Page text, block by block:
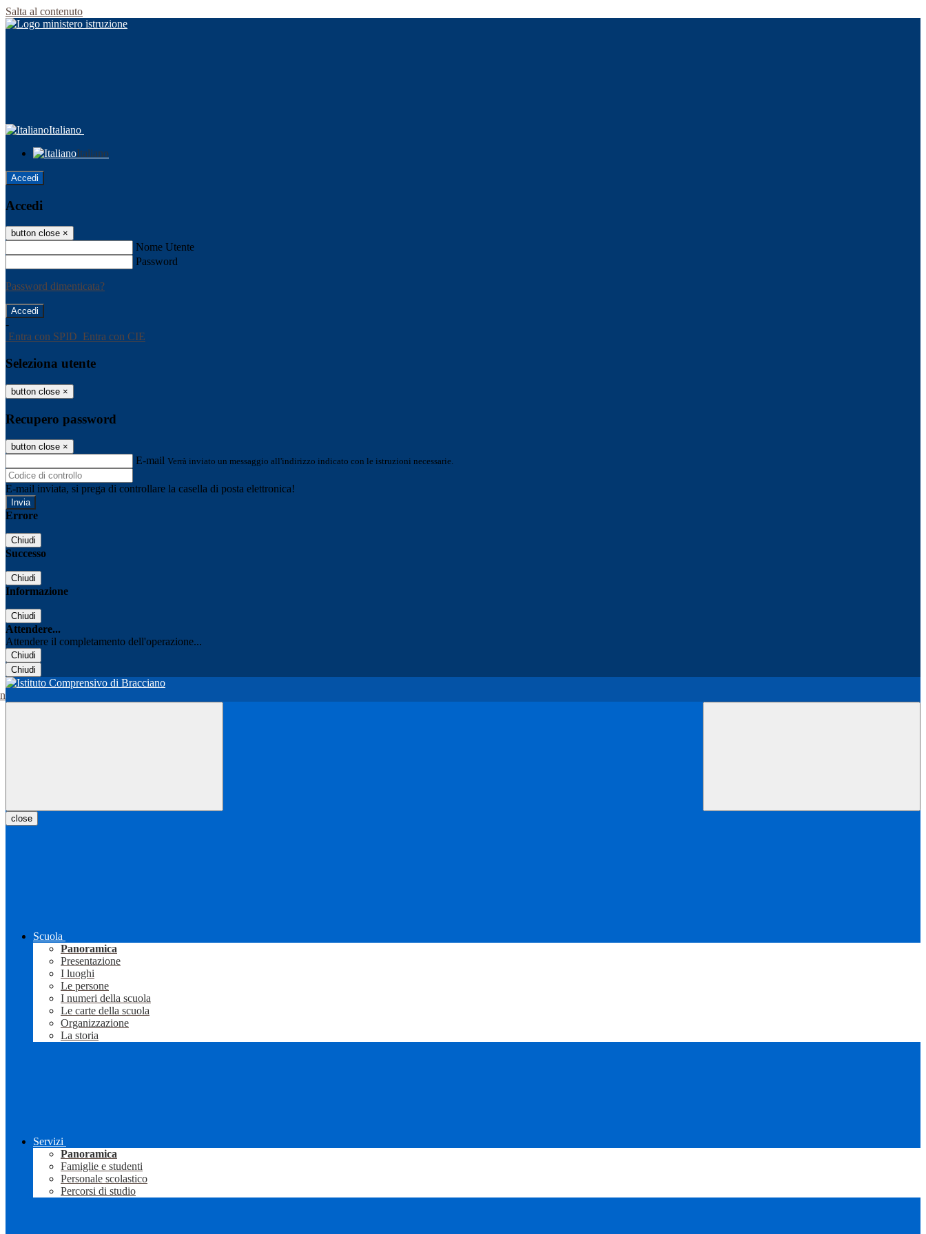
Salta al contenuto
Italiano
Italiano
Accedi
Accedi
button close ×
Nome Utente
Password
Password dimenticata?
-
Entra con SPID Entra con CIE
Seleziona utente
button close ×
Recupero password
button close ×
E-mail Verrà inviato un messaggio all'indirizzo indicato con le istruzioni necessarie.
E-mail inviata, si prega di controllare la casella di posta elettronica!
Errore
Chiudi
Successo
Chiudi
Informazione
Chiudi
Attendere...
Attendere il completamento dell'operazione...
Chiudi
Chiudi
close
Scuola
Panoramica
Presentazione
I luoghi
Le persone
I numeri della scuola
Le carte della scuola
Organizzazione
La storia
Servizi
Panoramica
Famiglie e studenti
Personale scolastico
Percorsi di studio